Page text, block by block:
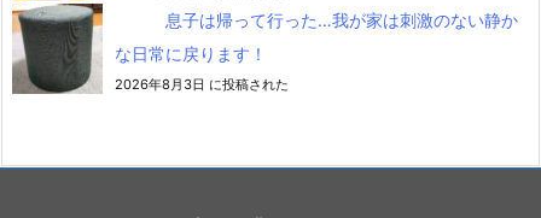
息子は帰って行った…我が家は刺激のない静か
な日常に戻ります！
2026年8月3日 に投稿された